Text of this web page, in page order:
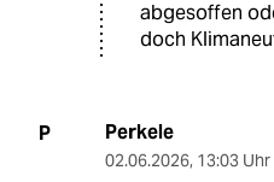
abgesoffen
doch
P Perkele
02.06.2026, 13:03 Uhr